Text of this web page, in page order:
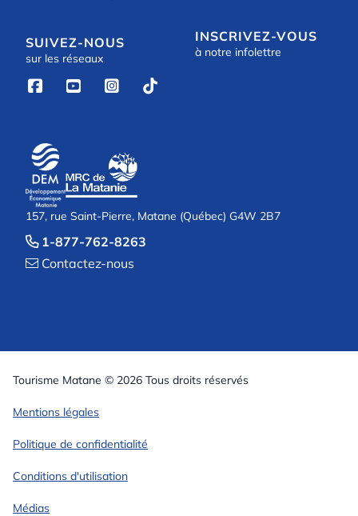
SUIVEZ-NOUS
sur les réseaux
   
INSCRIVEZ-VOUS
à notre infolettre
157, rue Saint-Pierre, Matane (Québec) G4W 2B7
 1-877-762-8263
 Contactez-nous
Tourisme Matane © 2026 Tous droits réservés
Mentions légales
Politique de confidentialité
Conditions d'utilisation
Médias